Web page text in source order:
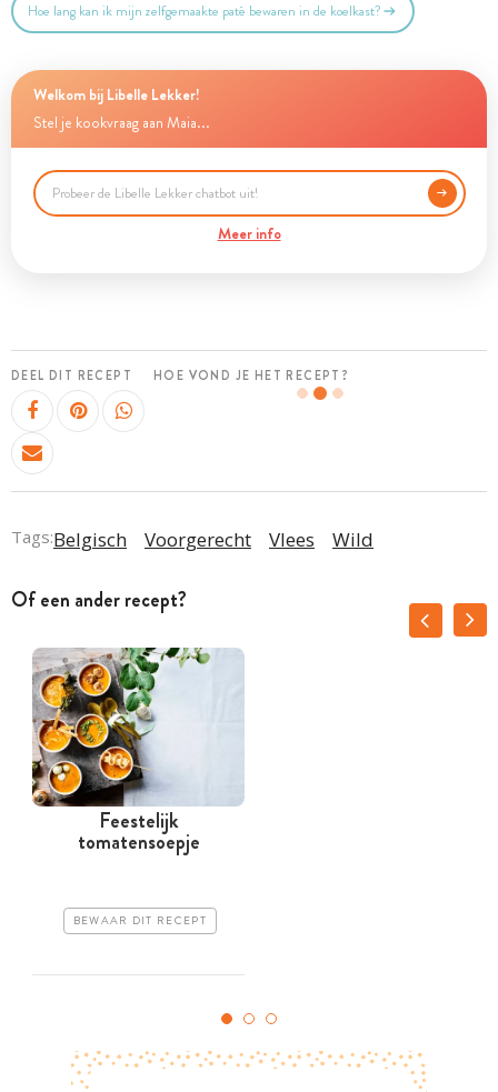
Hoe lang kan ik mijn zelfgemaakte paté bewaren in de koelkast?
Welkom bij Libelle Lekker!
Stel je kookvraag aan Maia...
Meer info
DEEL DIT RECEPT HOE VOND JE HET RECEPT?
Tags:Belgisch Voorgerecht Vlees Wild
Of een ander recept?
Feestelijk
tomatensoepje
BEWAAR DIT RECEPT